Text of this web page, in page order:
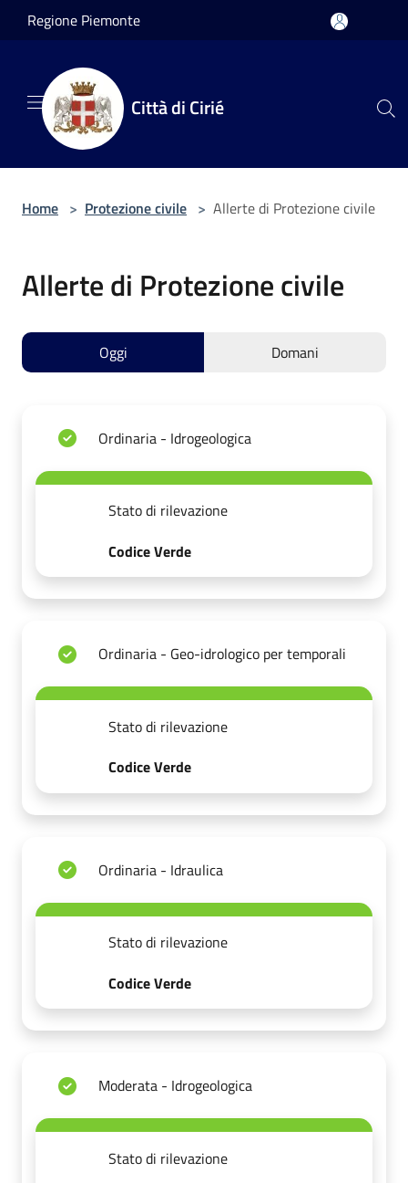
Salta al contenuto principale
Regione Piemonte
Città di Cirié
Home > Protezione civile > Allerte di Protezione civile
Allerte di Protezione civile
Oggi Domani
Ordinaria - Idrogeologica
Stato di rilevazione
Codice Verde
Ordinaria - Geo-idrologico per temporali
Stato di rilevazione
Codice Verde
Ordinaria - Idraulica
Stato di rilevazione
Codice Verde
Moderata - Idrogeologica
Stato di rilevazione